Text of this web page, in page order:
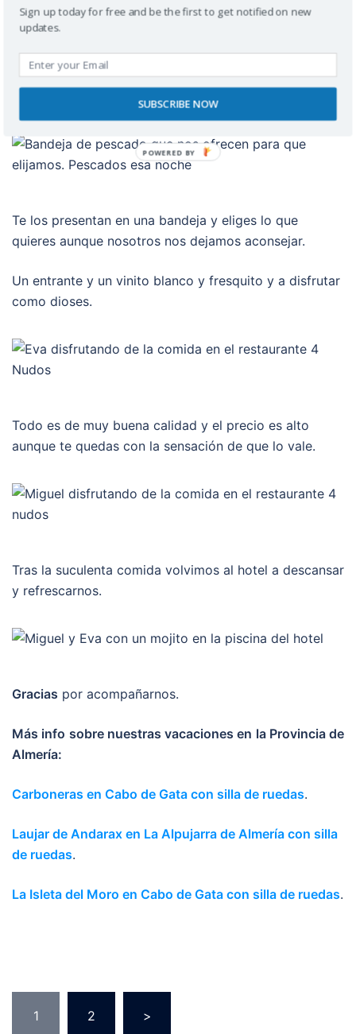
El restaurante tiene rampa para acceder a terraza e
interior pero no tiene baños adaptados.
En el restaurante nos recomendaron diferentes
pescados recogidos esa noche.
Te los presentan en una bandeja y eliges lo que
quieres aunque nosotros nos dejamos aconsejar.
Un entrante y un vinito blanco y fresquito y a disfrutar
como dioses.
Todo es de muy buena calidad y el precio es alto
aunque te quedas con la sensación de que lo vale.
Tras la suculenta comida volvimos al hotel a descansar
y refrescarnos.
Gracias por acompañarnos.
Más info sobre nuestras vacaciones en la Provincia de
Almería:
Carboneras en Cabo de Gata con silla de ruedas.
Laujar de Andarax en La Alpujarra de Almería con silla
de ruedas.
La Isleta del Moro en Cabo de Gata con silla de ruedas.
1 2 >
Sign up today for free and be the first to get notified on new
updates.
SUBSCRIBE NOW
POWERED BY